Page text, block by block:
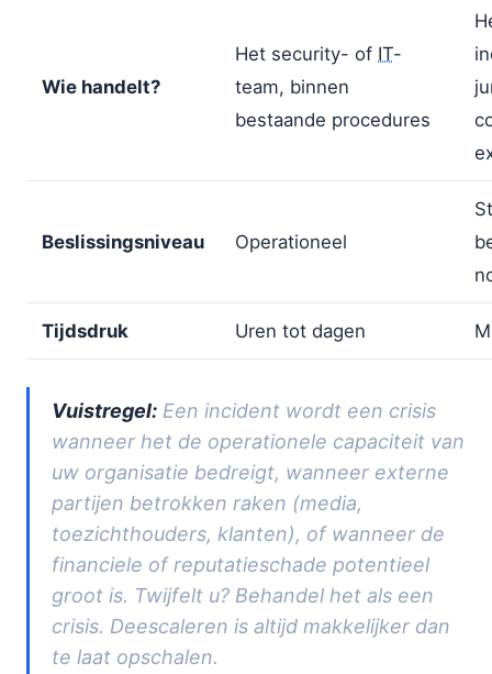
Wie handelt?
Het security- of IT-
team, binnen
bestaande procedures
Beslissingsniveau Operationeel
Tijdsdruk Uren tot dagen
Vuistregel: Een incident wordt een crisis
wanneer het de operationele capaciteit van
uw organisatie bedreigt, wanneer externe
partijen betrokken raken (media,
toezichthouders, klanten), of wanneer de
financiele of reputatieschade potentieel
groot is. Twijfelt u? Behandel het als een
crisis. Deescaleren is altijd makkelijker dan
te laat opschalen.